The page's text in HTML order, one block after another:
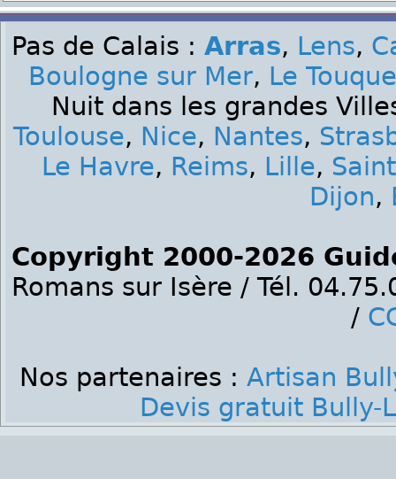
Pas de Calais : Arras, Lens,
Boulogne sur Mer, Le
Nuit dans les grandes
Toulouse, Nice, Nantes,
Le Havre, Reims, Lille,
Dijon,
Copyright 2000-2026
Romans sur Isère / Tél.
/
Nos partenaires : Artisan
Devis gratuit Bully-